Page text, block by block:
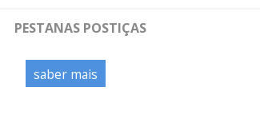
PESTANAS POSTIÇAS
saber mais